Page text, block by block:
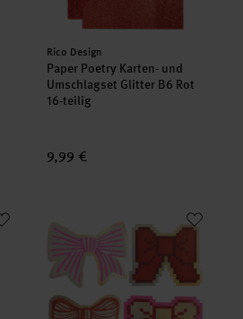
Hersteller:
Rico Design
Paper Poetry Karten- und
Umschlagset Glitter B6 Rot
16-teilig
9,99 €
Umschlagset Glitter B6 Gold
Paper Poetry Kartenset